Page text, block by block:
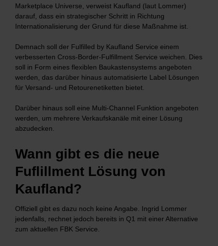
Marketplace Universe, verweist Kaufland (laut Lommer)
darauf, dass ein strategischer Schritt in Richtung
Internationalisierung der Grund für diese Maßnahme ist.
Demnach soll der Fulfilled by Kaufland Service einem
verbesserten Cross-Border-Fulfillment Service weichen. Dies
soll in Form eines flexiblen Baukastensystems angeboten
werden, das darüber hinaus automatisierte Label Lösungen
für Versand- und Retourenetiketten bietet.
Darüber hinaus soll eine Multi-Channel Funktion angeboten
werden, um mehrere Verkaufskanäle mit einer Lösung
abzudecken.
Wann gibt es die neue
Fuflillment Lösung von
Kaufland?
Offiziell gibt es dazu noch keine Angabe. Ingrid Lommer
jedenfalls, rechnet jedoch bereits in Q1 mit einer Alternative
zum aktuellen FBK Service.